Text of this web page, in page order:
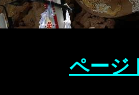
ページ